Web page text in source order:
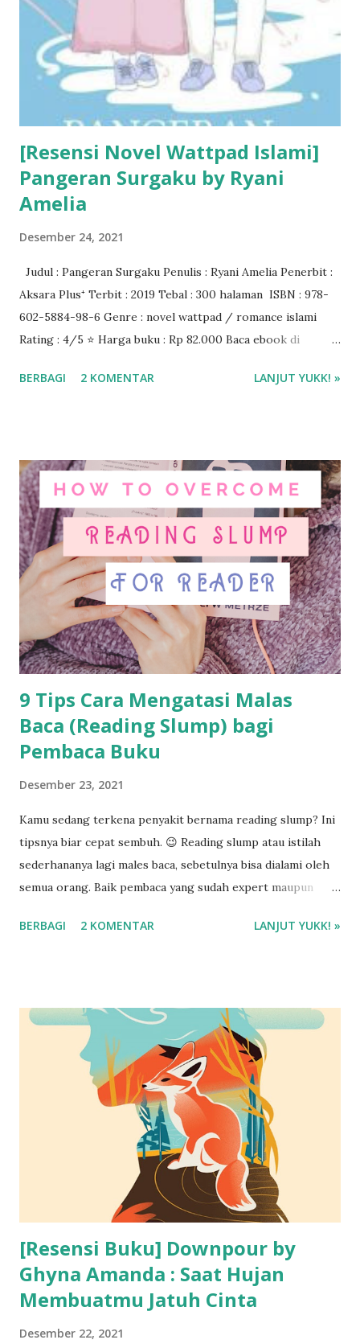
yang bagus itu menemukan pembaca baru. Pembaca yang
akan mendapatkan hal yang sama seperti yang aku rasakan.
Kebahagiaan saat membaca, kesenangan saat menemukan
tokoh yang dicintai, bahkan sekalipun kesedihan datang saat
membacanya, aku...
[Resensi Novel Wattpad Islami]
Pangeran Surgaku by Ryani
Amelia
Desember 24, 2021
Judul : Pangeran Surgaku Penulis : Ryani Amelia Penerbit :
Aksara Plus⁺ Terbit : 2019 Tebal : 300 halaman ISBN : 978-
602-5884-98-6 Genre : novel wattpad / romance islami
Rating : 4/5 ⭐ Harga buku : Rp 82.000 Baca ebook di
BERBAGI 2 KOMENTAR LANJUT YUKK! »
9 Tips Cara Mengatasi Malas
Baca (Reading Slump) bagi
Pembaca Buku
Desember 23, 2021
Kamu sedang terkena penyakit bernama reading slump? Ini
tipsnya biar cepat sembuh. 😉 Reading slump atau istilah
sederhananya lagi males baca, sebetulnya bisa dialami oleh
semua orang. Baik pembaca yang sudah expert maupun
nggak tahu musti ngapain. Hehe 😂 Jadi ini yang saya
lakukan hobi lain Ya, berhenti sejenak dan melalukan
aktivitas atau hobi lain ternyata sangat berguna untuk
merefresh kembali otak kita. Pikiran yang lagi suntuk nan
ruwet biasanya baru bisa jernih kembali setelah didiamkan
begitu saja. Otak kita butuh istirahat, itu adalah sebuah
keniscayaan. Jadi jangan paksakan diri kalau kamu sedang
merasa lelah untuk membaca buku apapun. 2. Memecah
waktu baca buku agar lebih efektif dengan teknik
pomodoro Memecah waktu baca maksudnya giman...
BERBAGI 2 KOMENTAR LANJUT YUKK! »
[Resensi Buku] Downpour by
Ghyna Amanda : Saat Hujan
Membuatmu Jatuh Cinta
Desember 22, 2021